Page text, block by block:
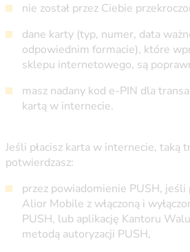
nie został przez Ciebie
dane karty (typ, numer, data
odpowiednim formacie), które
sklepu internetowego, są
masz nadany kod e-PIN dla
kartą w internecie.
Jeśli płacisz karta w internecie, taką
potwierdzasz:
przez powiadomienie PUSH, jeśli
Alior Mobile z włączoną i
PUSH, lub aplikację Kantoru
metodą autoryzacji PUSH,